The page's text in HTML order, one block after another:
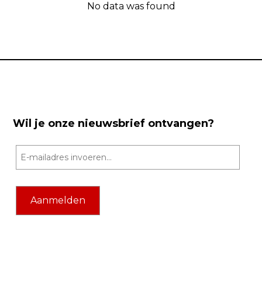
No data was found
Wil je onze nieuwsbrief ontvangen?